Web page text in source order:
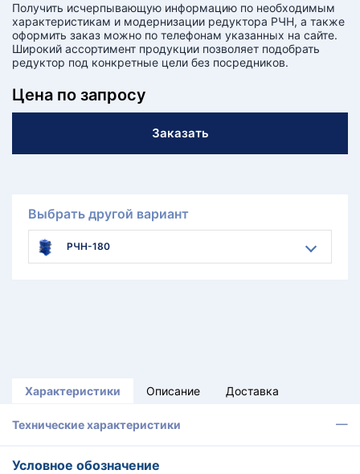
Получить исчерпывающую информацию по необходимым
характеристикам и модернизации редуктора РЧН, а также
оформить заказ можно по телефонам указанных на сайте.
Широкий ассортимент продукции позволяет подобрать
редуктор под конкретные цели без посредников.
Цена по запросу
Заказать
Выбрать другой вариант
РЧН-180
Характеристики Описание Доставка
Технические характеристики
Условное обозначение